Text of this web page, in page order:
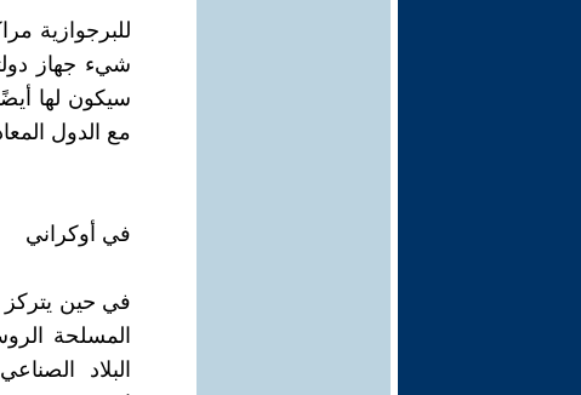
للبرجوازية
شيء جهاز
سيكون لها
مع الدول
في أوكراني
في حين يتركز
المسلحة
البلاد